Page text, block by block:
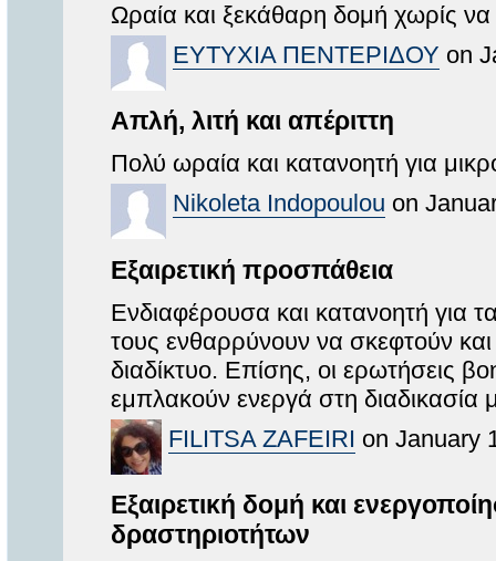
Ωραία και ξεκάθαρη δομή χωρίς
ΕΥΤΥΧΙΑ ΠΕΝΤΕΡΙΔΟΥ on
Απλή, λιτή και απέριττη
Πολύ ωραία και κατανοητή για
Nikoleta Indopoulou on
Εξαιρετική προσπάθεια
Ενδιαφέρουσα και κατανοητή για
τους ενθαρρύνουν να σκεφτούν
διαδίκτυο. Επίσης, οι ερωτήσεις
εμπλακούν ενεργά στη διαδικασία
FILITSA ZAFEIRI on January
Εξαιρετική δομή και
δραστηριοτήτων